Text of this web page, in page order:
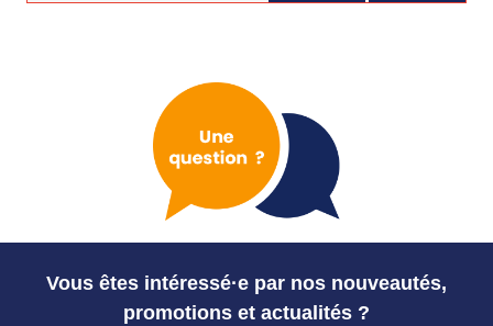
Vous êtes intéressé·e par nos nouveautés,
promotions et actualités ?